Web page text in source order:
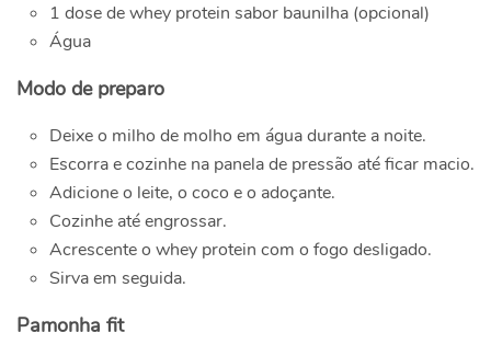
1 dose de whey protein sabor baunilha (opcional)
Água
Modo de preparo
Deixe o milho de molho em água durante a noite.
Escorra e cozinhe na panela de pressão até ficar macio.
Adicione o leite, o coco e o adoçante.
Cozinhe até engrossar.
Acrescente o whey protein com o fogo desligado.
Sirva em seguida.
Pamonha fit